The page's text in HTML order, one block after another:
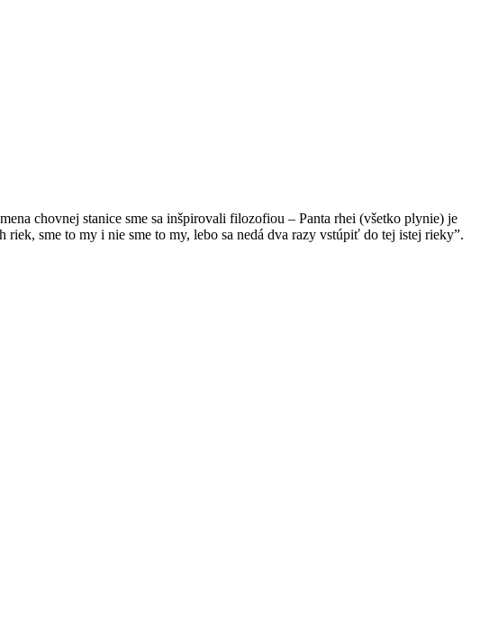
chovnej stanice sme sa inšpirovali filozofiou – Panta rhei (všetko plynie) je
sme to my i nie sme to my, lebo sa nedá dva razy vstúpiť do tej istej rieky”.